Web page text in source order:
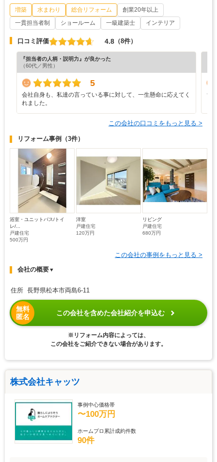
増築 水まわり 総合リフォーム
創業20年以上
一貫担当者制
ショールーム 一級建築士 インテリア
口コミ評価 4.8 （8件）
『担当者の人柄・説明力』が良かった
（60代／男性）
5
会社自身も、私達の言っている事に対して、一生懸命に応えてく
れました。
ち
この会社の口コミをもっと見る >
リフォーム事例 （3件）
浴室・ユニットバス/トイ
レ/...
戸建住宅
500万円
洋室
戸建住宅
120万円
リビング
戸建住宅
680万円
この会社の事例をもっと見る >
会社の概要▼
住所 長野県松本市両島6-11
無料
匿名
この会社を含めた会社紹介を申込む
※リフォーム内容によっては、
この会社をご紹介できない場合があります。
株式会社キャッツ
事例中心価格帯
〜100万円
ホームプロ累計成約件数
90件